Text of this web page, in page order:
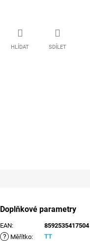
HLÍDAT SDÍLET
Doplňkové parametry
EAN: 8592535417504
? Měřítko: TT